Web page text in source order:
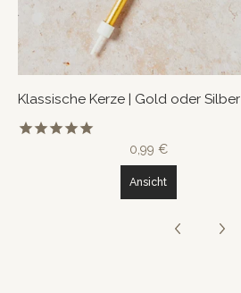
Klassische Kerze | Gold oder Silber
0,99 €
Ansicht